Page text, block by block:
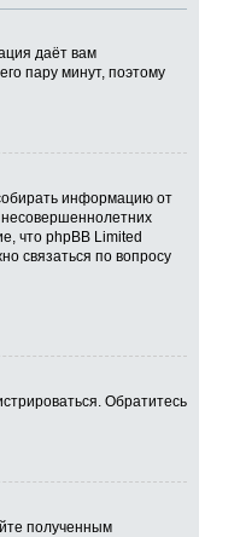
даёт вам
пару минут, поэтому
информацию от
что phpBB Limited
связаться по вопросу
Обратитесь
полученным